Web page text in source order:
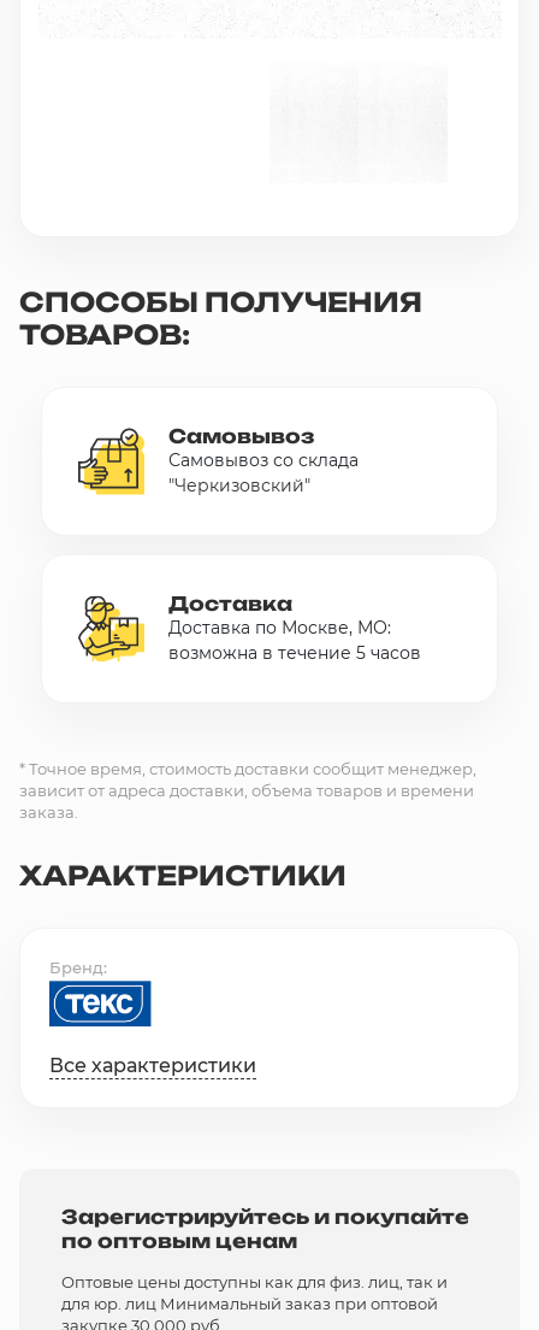
Все бренды
СПОСОБЫ ПОЛУЧЕНИЯ
ТОВАРОВ:
Самовывоз
Самовывоз со склада
"Черкизовский"
Доставка
Доставка по Москве, МО:
возможна в течение 5 часов
* Точное время, стоимость доставки сообщит менеджер,
зависит от адреса доставки, объема товаров и времени
заказа.
ХАРАКТЕРИСТИКИ
Бренд
Все характеристики
Зарегистрируйтесь и покупайте
по оптовым ценам
Оптовые цены доступны как для физ. лиц, так и
для юр. лиц Минимальный заказ при оптовой
закупке 30 000 руб.